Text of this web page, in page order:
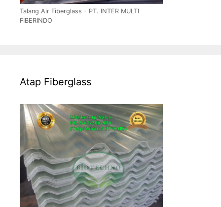
Talang Air Fiberglass - PT. INTER MULTI
FIBERINDO
Atap Fiberglass